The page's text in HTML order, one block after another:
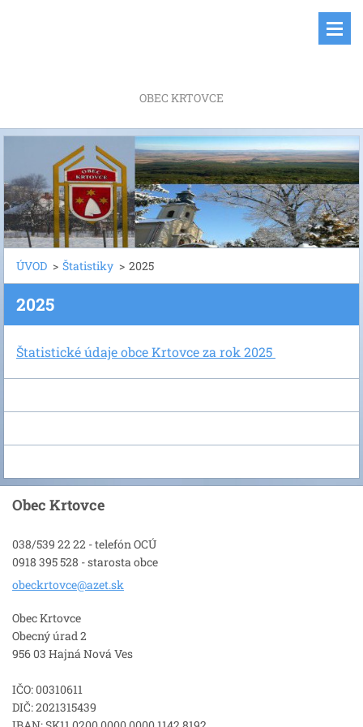
OBEC KRTOVCE
ÚVOD > Štatistiky > 2025
2025
Štatistické údaje obce Krtovce za rok 2025
Obec Krtovce
038/539 22 22 - telefón OCÚ
0918 395 528 - starosta obce
obeckrtovce@azet.sk
Obec Krtovce
Obecný úrad 2
956 03 Hajná Nová Ves
IČO: 00310611
DIČ: 2021315439